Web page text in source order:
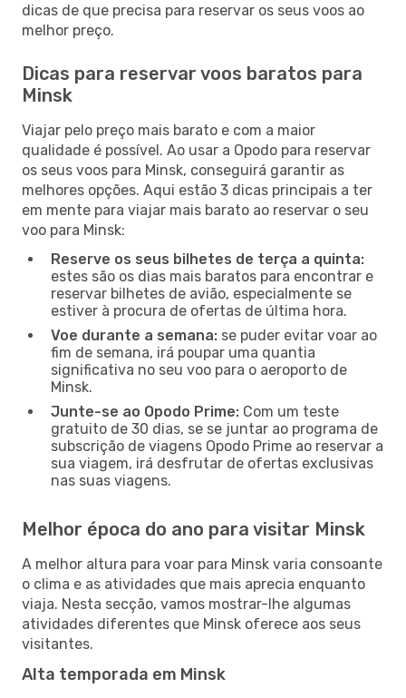
dicas de que precisa para reservar os seus voos ao
melhor preço.
Dicas para reservar voos baratos para
Minsk
Viajar pelo preço mais barato e com a maior
qualidade é possível. Ao usar a Opodo para reservar
os seus voos para Minsk, conseguirá garantir as
melhores opções. Aqui estão 3 dicas principais a ter
em mente para viajar mais barato ao reservar o seu
voo para Minsk:
Reserve os seus bilhetes de terça a quinta:
estes são os dias mais baratos para encontrar e
reservar bilhetes de avião, especialmente se
estiver à procura de ofertas de última hora.
Voe durante a semana: se puder evitar voar ao
fim de semana, irá poupar uma quantia
significativa no seu voo para o aeroporto de
Minsk.
Junte-se ao Opodo Prime: Com um teste
gratuito de 30 dias, se se juntar ao programa de
subscrição de viagens Opodo Prime ao reservar a
sua viagem, irá desfrutar de ofertas exclusivas
nas suas viagens.
Melhor época do ano para visitar Minsk
A melhor altura para voar para Minsk varia consoante
o clima e as atividades que mais aprecia enquanto
viaja. Nesta secção, vamos mostrar-lhe algumas
atividades diferentes que Minsk oferece aos seus
visitantes.
Alta temporada em Minsk